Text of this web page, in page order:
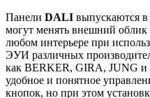
Панели DALI выпускаются в
могут менять внешний облик
любом интерьере при
ЭУИ различных
как BERKER, GIRA, JUNG
удобное и понятное
кнопок, но при этом